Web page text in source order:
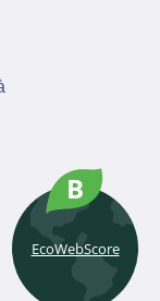
B
EcoWebScore